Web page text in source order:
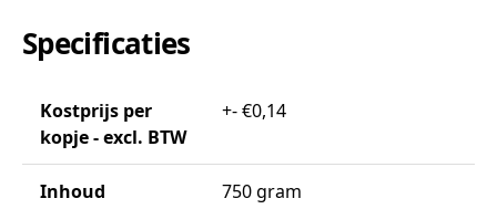
Specificaties
Kostprijs per
kopje - excl. BTW
+- €0,14
Inhoud
750 gram